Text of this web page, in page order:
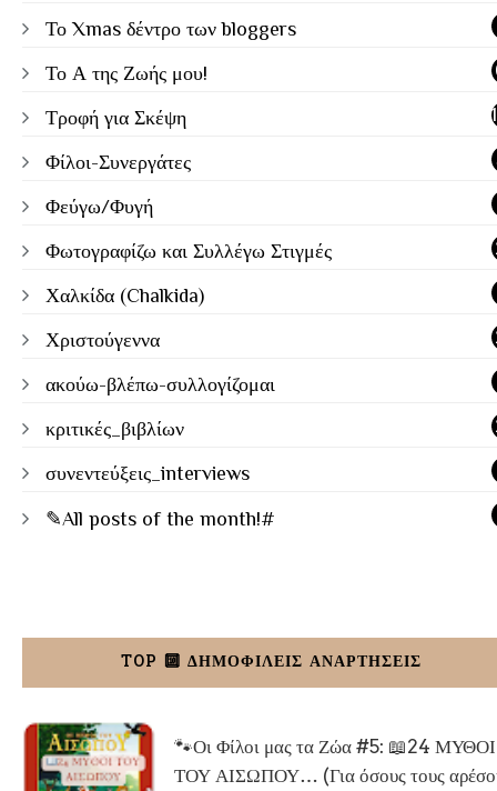
Το Xmas δέντρο των bloggers
Το Α της Ζωής μου!
Τροφή για Σκέψη
Φίλοι-Συνεργάτες
Φεύγω/Φυγή
Φωτογραφίζω και Συλλέγω Στιγμές
Χαλκίδα (Chalkida)
Χριστούγεννα
ακούω-βλέπω-συλλογίζομαι
κριτικές_βιβλίων
συνεντεύξεις_interviews
✎All posts of the month!#
TOP 🔟 ΔΗΜΟΦΙΛΕΙΣ ΑΝΑΡΤΗΣΕΙΣ
🐾Οι Φίλοι μας τα Ζώα #5: 📖24 ΜΥΘΟΙ
ΤΟΥ ΑΙΣΩΠΟΥ… (Για όσους τους